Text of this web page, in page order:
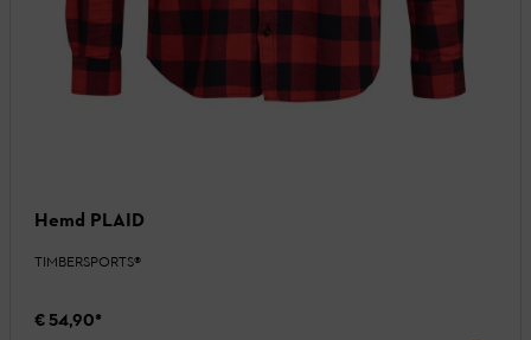
Hemd PLAID
TIMBERSPORTS®
€ 54,90*